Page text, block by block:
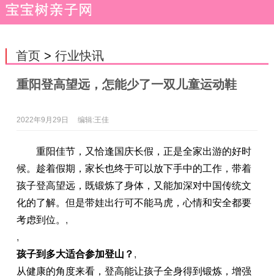
首页> 行业快讯
重阳登高望远，怎能少了一双儿童运动鞋
2022年9月29日 编辑:王佳
重阳佳节，又恰逢国庆长假，正是全家出游的好时
候。趁着假期，家长也终于可以放下手中的工作，带着
孩子登高望远，既锻炼了身体，又能加深对中国传统文
化的了解。但是带娃出行可不能马虎，心情和安全都要
考虑到位。 ,
,
孩子到多大适合参加登山？ ,
从健康的角度来看，登高能让孩子全身得到锻炼，增强